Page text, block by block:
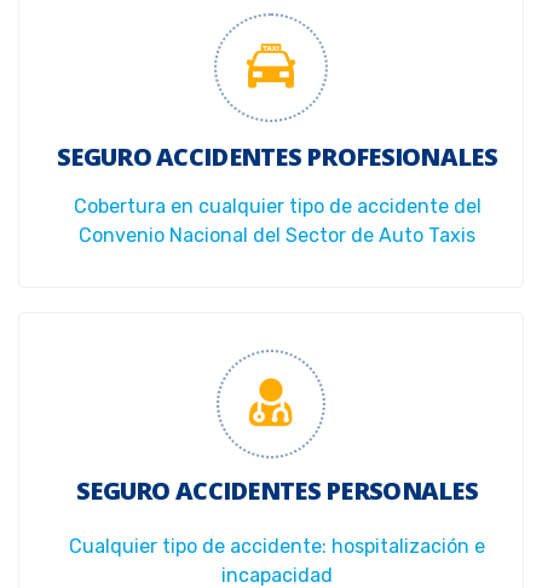
SEGURO ACCIDENTES PROFESIONALES
Cobertura en cualquier tipo de accidente del
Convenio Nacional del Sector de Auto Taxis
SEGURO ACCIDENTES PERSONALES
Cualquier tipo de accidente: hospitalización e
incapacidad